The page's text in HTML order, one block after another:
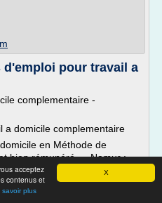
X
acceptez
contenus et
savoir plus
pour travail a
complementaire -
a domicile complementaire
en Méthode de
bien rémunéré - - Namur :
faire en sorte que tes
en fournissant à chacun
des...